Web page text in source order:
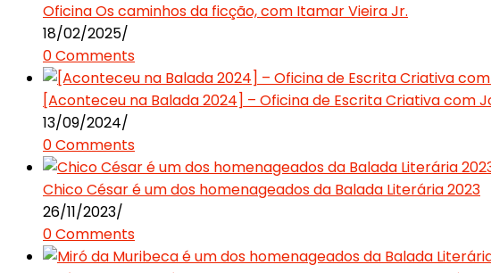
Oficina Os caminhos da ficção, com Itamar Vieira Jr.
18/02/2025/
0 Comments
[Aconteceu na Balada 2024] – Oficina de Escrita Criativa com
13/09/2024/
0 Comments
Chico César é um dos homenageados da Balada Literária 2023
26/11/2023/
0 Comments